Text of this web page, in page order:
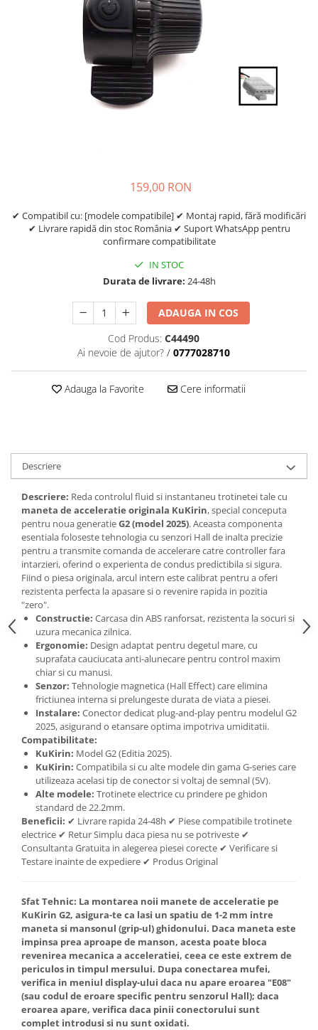
https://www.doctortrotineta.ro/lumini
https://www.doctortrotineta.ro/cadru
159,00 RON
✔ Compatibil cu: [modele compatibile] ✔ Montaj rapid, fără modificări
✔ Livrare rapidă din stoc România ✔ Suport WhatsApp pentru
confirmare compatibilitate
IN STOC
Durata de livrare: 24-48h
ADAUGA IN COS
Cod Produs: C44490
Ai nevoie de ajutor? / 0777028710
Adauga la Favorite Cere informatii
Descriere
Descriere: Reda controlul fluid si instantaneu trotinetei tale cu
maneta de acceleratie originala KuKirin, special conceputa
pentru noua generatieG2 (model 2025). Aceasta componenta
esentiala foloseste tehnologia cu senzori Hall de inalta precizie
pentru a transmite comanda de accelerare catre controller fara
intarzieri, oferind o experienta de condus predictibila si sigura.
Fiind o piesa originala, arcul intern este calibrat pentru a oferi
rezistenta perfecta la apasare si o revenire rapida in pozitia
"zero".
Constructie: Carcasa din ABS ranforsat, rezistenta la socuri si
uzura mecanica zilnica.
Ergonomie: Design adaptat pentru degetul mare, cu
suprafata cauciucata anti-alunecare pentru control maxim
chiar si cu manusi.
Senzor: Tehnologie magnetica (Hall Effect) care elimina
frictiunea interna si prelungeste durata de viata a piesei.
Instalare: Conector dedicat plug-and-play pentru modelul G2
2025, asigurand o etansare optima impotriva umiditatii.
Compatibilitate:
KuKirin: Model G2 (Editia 2025).
KuKirin: Compatibila si cu alte modele din gama G-series care
utilizeaza acelasi tip de conector si voltaj de semnal (5V).
Alte modele: Trotinete electrice cu prindere pe ghidon
standard de 22.2mm.
Beneficii: ✔ Livrare rapida 24-48h ✔ Piese compatibile trotinete
electrice ✔ Retur Simplu daca piesa nu se potriveste ✔
Consultanta Gratuita in alegerea piesei corecte ✔ Verificare si
Testare inainte de expediere ✔ Produs Original
Sfat Tehnic: La montarea noii manete de acceleratie pe
KuKirin G2, asigura-te ca lasi un spatiu de 1-2 mm intre
maneta si mansonul (grip-ul) ghidonului. Daca maneta este
impinsa prea aproape de manson, acesta poate bloca
revenirea mecanica a acceleratiei, ceea ce este extrem de
periculos in timpul mersului. Dupa conectarea mufei,
verifica in meniul display-ului daca nu apare eroarea "E08"
(sau codul de eroare specific pentru senzorul Hall); daca
eroarea apare, verifica daca pinii conectorului sunt
complet introdusi si nu sunt oxidati.